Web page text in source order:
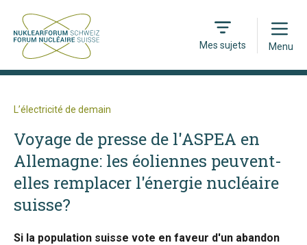
Mes sujets
Open
Menu
L’électricité de demain
Voyage de presse de l'ASPEA en
Allemagne: les éoliennes peuvent-
elles remplacer l'énergie nucléaire
suisse?
Si la population suisse vote en faveur d'un abandon